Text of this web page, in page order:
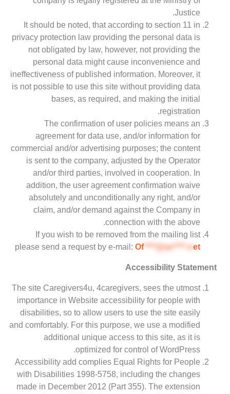
Justice.
It should be noted, that according to section 11 in
privacy protection law providing the personal data is
not obligated by law, however, not providing the
personal data might cause inconvenience and
ineffectiveness of published information. Moreover, it
is not possible to use this site without providing data
bases, as required, and making the initial
registration.
The confirmation of user policies means an
agreement for data use, and/or information for
commercial and/or advertising purposes; the content
is sent to the company, adjusted by the Operator
and/or third parties, involved in cooperation. In
addition, the user agreement confirmation waive
absolutely and unconditionally any right, and/or
claim, and/or demand against the Company in
connection with the above.
If you wish to be removed from the mailing list
please send a request by e-mail: Of****@av****.net
Accessibility Statement
The site Caregivers4u, 4caregivers, sees the utmost
importance in Website accessibility for people with
disabilities, so to allow users to use the site easily
and comfortably. For this purpose, we use a modified
additional unique access to this site, as it is
optimized for control of WordPress.
Accessibility add complies Equal Rights for People
with Disabilities 1998-5758, including the changes
made in December 2012 (Part 355). The extension